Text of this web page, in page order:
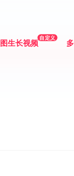
图生长视频 自定义